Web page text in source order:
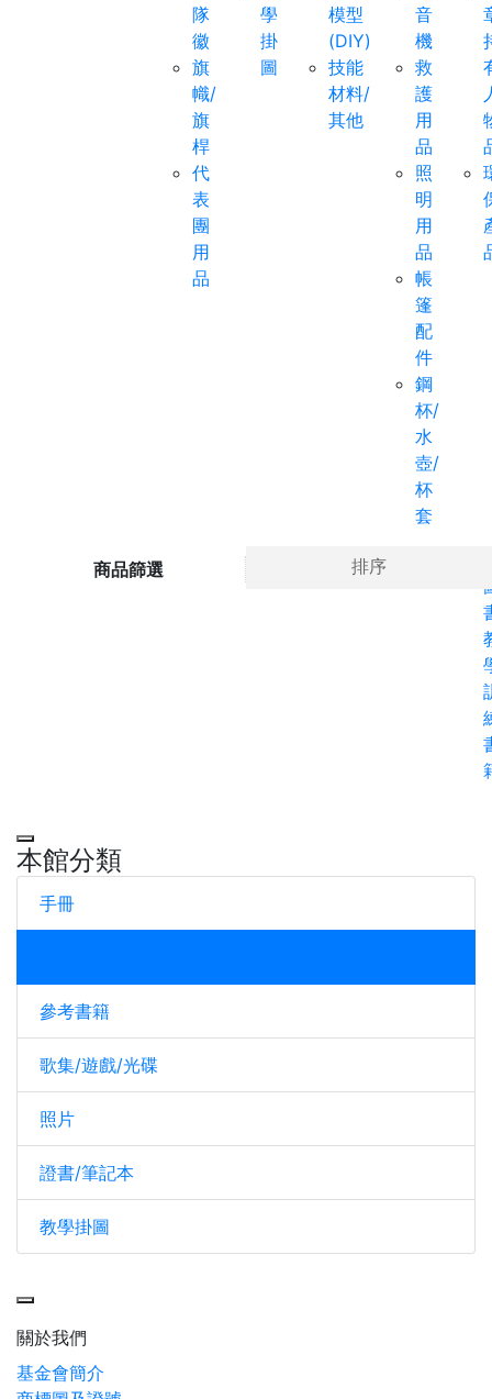
隊
徽
旗
幟/
旗
桿
代
表
團
用
品
學
掛
圖
模型
(DIY)
技能
材料/
其他
音
機
救
護
用
品
照
明
用
品
帳
篷
配
件
鋼
杯/
水
壺/
杯
套
商品篩選 排序
本館分類
手冊
參考書籍
歌集/遊戲/光碟
照片
證書/筆記本
教學掛圖
關於我們
基金會簡介